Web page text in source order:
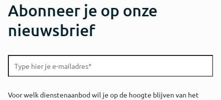
Abonneer je op onze
nieuwsbrief
Voor welk dienstenaanbod wil je op de hoogte blijven van het